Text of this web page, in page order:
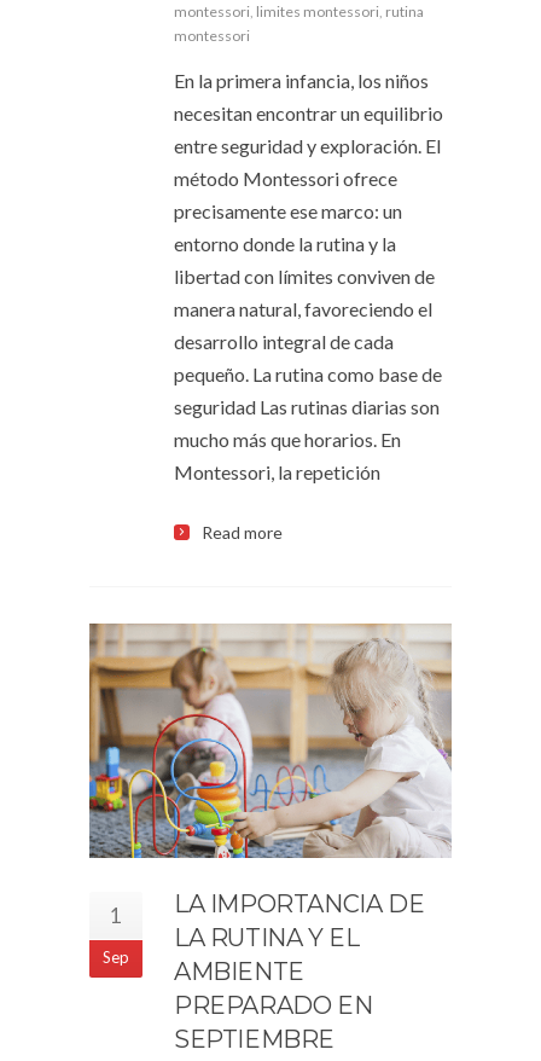
montessori limites montessori rutina
montessori
En la primera infancia, los niños
necesitan encontrar un equilibrio
entre seguridad y exploración. El
método Montessori ofrece
precisamente ese marco: un
entorno donde la rutina y la
libertad con límites conviven de
manera natural, favoreciendo el
desarrollo integral de cada
pequeño. La rutina como base de
seguridad Las rutinas diarias son
mucho más que horarios. En
Montessori, la repetición
Read more
1
Sep
LA IMPORTANCIA DE
LA RUTINA Y EL
AMBIENTE
PREPARADO EN
SEPTIEMBRE